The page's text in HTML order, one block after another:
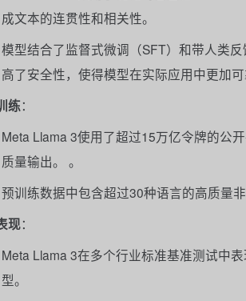
成文本的连贯性和相关性。
模型结合了监督式微调（SFT）和带人类
高了安全性，使得模型在实际应用中更加
练：
Meta Llama 3使用了超过15万亿令牌的公
质量输出。 。
预训练数据中包含超过30种语言的高质量
现：
Meta Llama 3在多个行业标准基准测试中
型。